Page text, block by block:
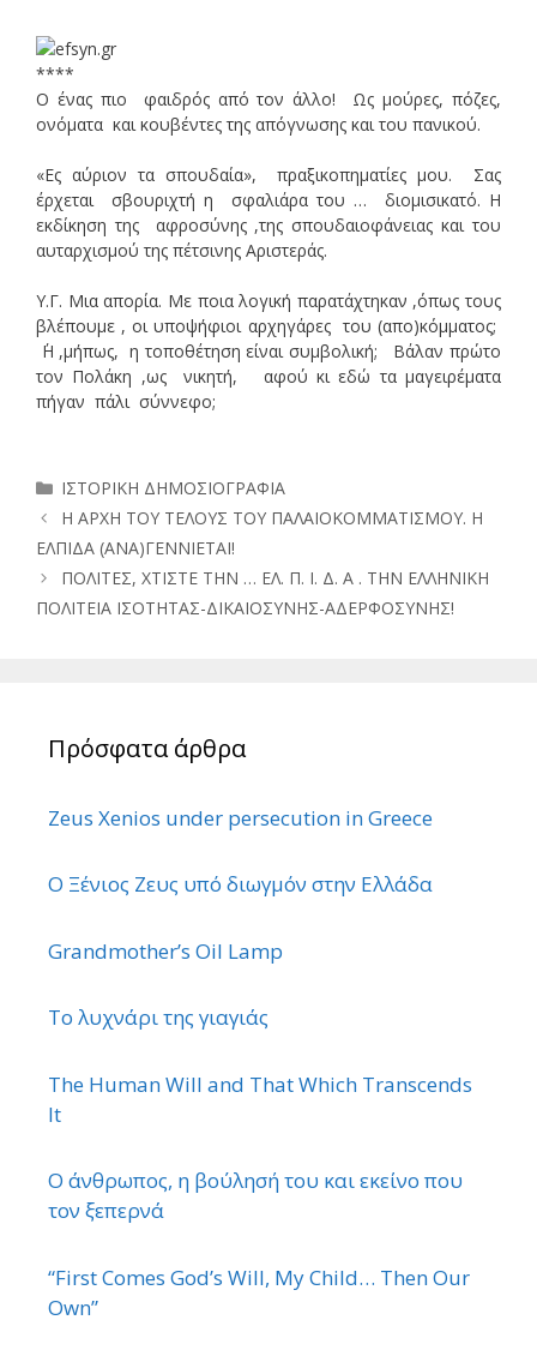
****
Ο ένας πιο φαιδρός από τον άλλο! Ως μούρες, πόζες,
ονόματα και κουβέντες της απόγνωσης και του πανικού.
«Ες αύριον τα σπουδαία», πραξικοπηματίες μου. Σας
έρχεται σβουριχτή η σφαλιάρα του … διομισικατό. Η
εκδίκηση της αφροσύνης ,της σπουδαιοφάνειας και του
αυταρχισμού της πέτσινης Αριστεράς.
Υ.Γ. Μια απορία. Με ποια λογική παρατάχτηκαν ,όπως τους
βλέπουμε , οι υποψήφιοι αρχηγάρες του (απο)κόμματος;
΄Η ,μήπως, η τοποθέτηση είναι συμβολική; Βάλαν πρώτο
τον Πολάκη ,ως νικητή, αφού κι εδώ τα μαγειρέματα
πήγαν πάλι σύννεφο;
Κατηγορίες
ΙΣΤΟΡΙΚΗ ΔΗΜΟΣΙΟΓΡΑΦΙΑ
Η ΑΡΧΗ ΤΟΥ ΤΕΛΟΥΣ ΤΟΥ ΠΑΛΑΙΟΚΟΜΜΑΤΙΣΜΟΥ. Η
ΕΛΠΙΔΑ (ΑΝΑ)ΓΕΝΝΙΕΤΑΙ!
ΠΟΛΙΤΕΣ, ΧΤΙΣΤΕ ΤΗΝ … ΕΛ. Π. Ι. Δ. Α . ΤΗΝ ΕΛΛΗΝΙΚΗ
ΠΟΛΙΤΕΙΑ ΙΣΟΤΗΤΑΣ-ΔΙΚΑΙΟΣΥΝΗΣ-ΑΔΕΡΦΟΣΥΝΗΣ!
Πρόσφατα άρθρα
Zeus Xenios under persecution in Greece
Ο Ξένιος Ζευς υπό διωγμόν στην Ελλάδα
Grandmother’s Oil Lamp
Το λυχνάρι της γιαγιάς
The Human Will and That Which Transcends
It
Ο άνθρωπος, η βούλησή του και εκείνο που
τον ξεπερνά
“First Comes God’s Will, My Child… Then Our
Own”